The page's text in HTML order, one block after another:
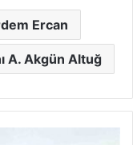
Ercan
A. Akgün Altuğ